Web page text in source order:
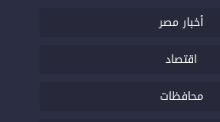
أخبار مصر
اقتصاد
محافظات